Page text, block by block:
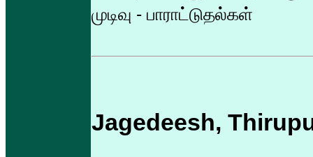
முடிவு - பாராட்டுதல்கள்
Jagedeesh,